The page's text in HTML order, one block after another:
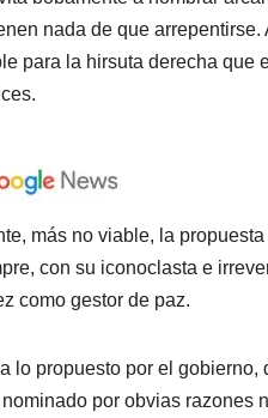
nada de que
para la hirsuta derecha que
más no viable, la
con su iconoclasta e
como gestor de paz.
lo propuesto por el
por obvias razones